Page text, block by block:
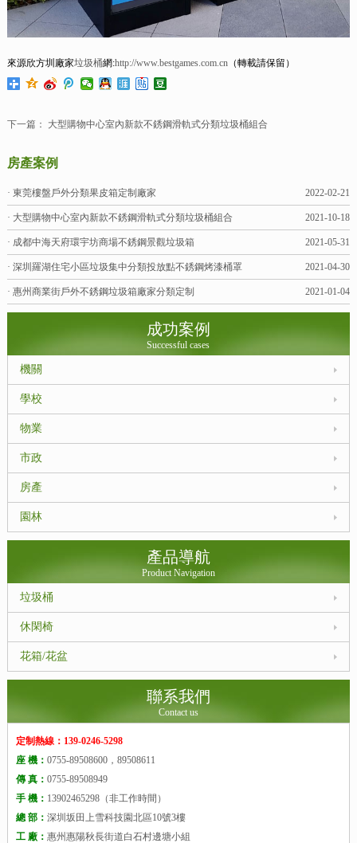
來源欣方圳廠家垃圾桶網:http://www.bestgames.com.cn（轉載請保留）
下一篇： 大型購物中心室內新款不銹鋼滑軌式分類垃圾桶組合
房產案例
2022-02-21
· 東莞樓盤戶外分類果皮箱定制廠家
2021-10-18
· 大型購物中心室內新款不銹鋼滑軌式分類垃圾桶組合
2021-05-31
· 成都中海天府環宇坊商場不銹鋼景觀垃圾箱
2021-04-30
· 深圳羅湖住宅小區垃圾集中分類投放點不銹鋼烤漆桶罩
2021-01-04
· 惠州商業街戶外不銹鋼垃圾箱廠家分類定制
成功案例
Successful cases
機關
學校
物業
市政
房產
園林
產品導航
Product Navigation
垃圾桶
休閑椅
花箱/花盆
聯系我們
Contact us
定制熱線：139-0246-5298
座 機： 0755-89508600，89508611
傳 真： 0755-89508949
手 機： 13902465298（非工作時間）
總 部： 深圳坂田上雪科技園北區10號3樓
工 廠： 惠州惠陽秋長街道白石村邊塘小組